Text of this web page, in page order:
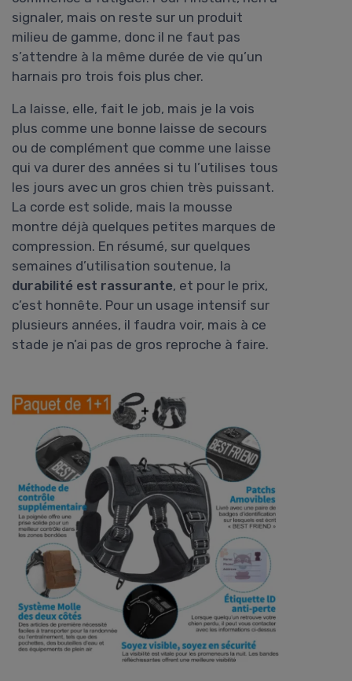
signaler, mais on reste sur un produit
milieu de gamme, donc il ne faut pas
s’attendre à la même durée de vie qu’un
harnais pro trois fois plus cher.
La laisse, elle, fait le job, mais je la vois
plus comme une bonne laisse de secours
ou de complément que comme une laisse
qui va durer des années si tu l’utilises tous
les jours avec un gros chien très puissant.
La corde est solide, mais la mousse
montre déjà quelques petites marques de
compression. En résumé, sur quelques
semaines d’utilisation soutenue, la
durabilité est rassurante, et pour le prix,
c’est honnête. Pour un usage intensif sur
plusieurs années, il faudra voir, mais à ce
stade je n’ai pas de gros reproche à faire.